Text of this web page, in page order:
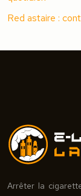
Red astaire :
Arrêter la